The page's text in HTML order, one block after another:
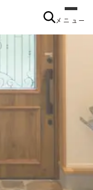
メニュー
メニュー